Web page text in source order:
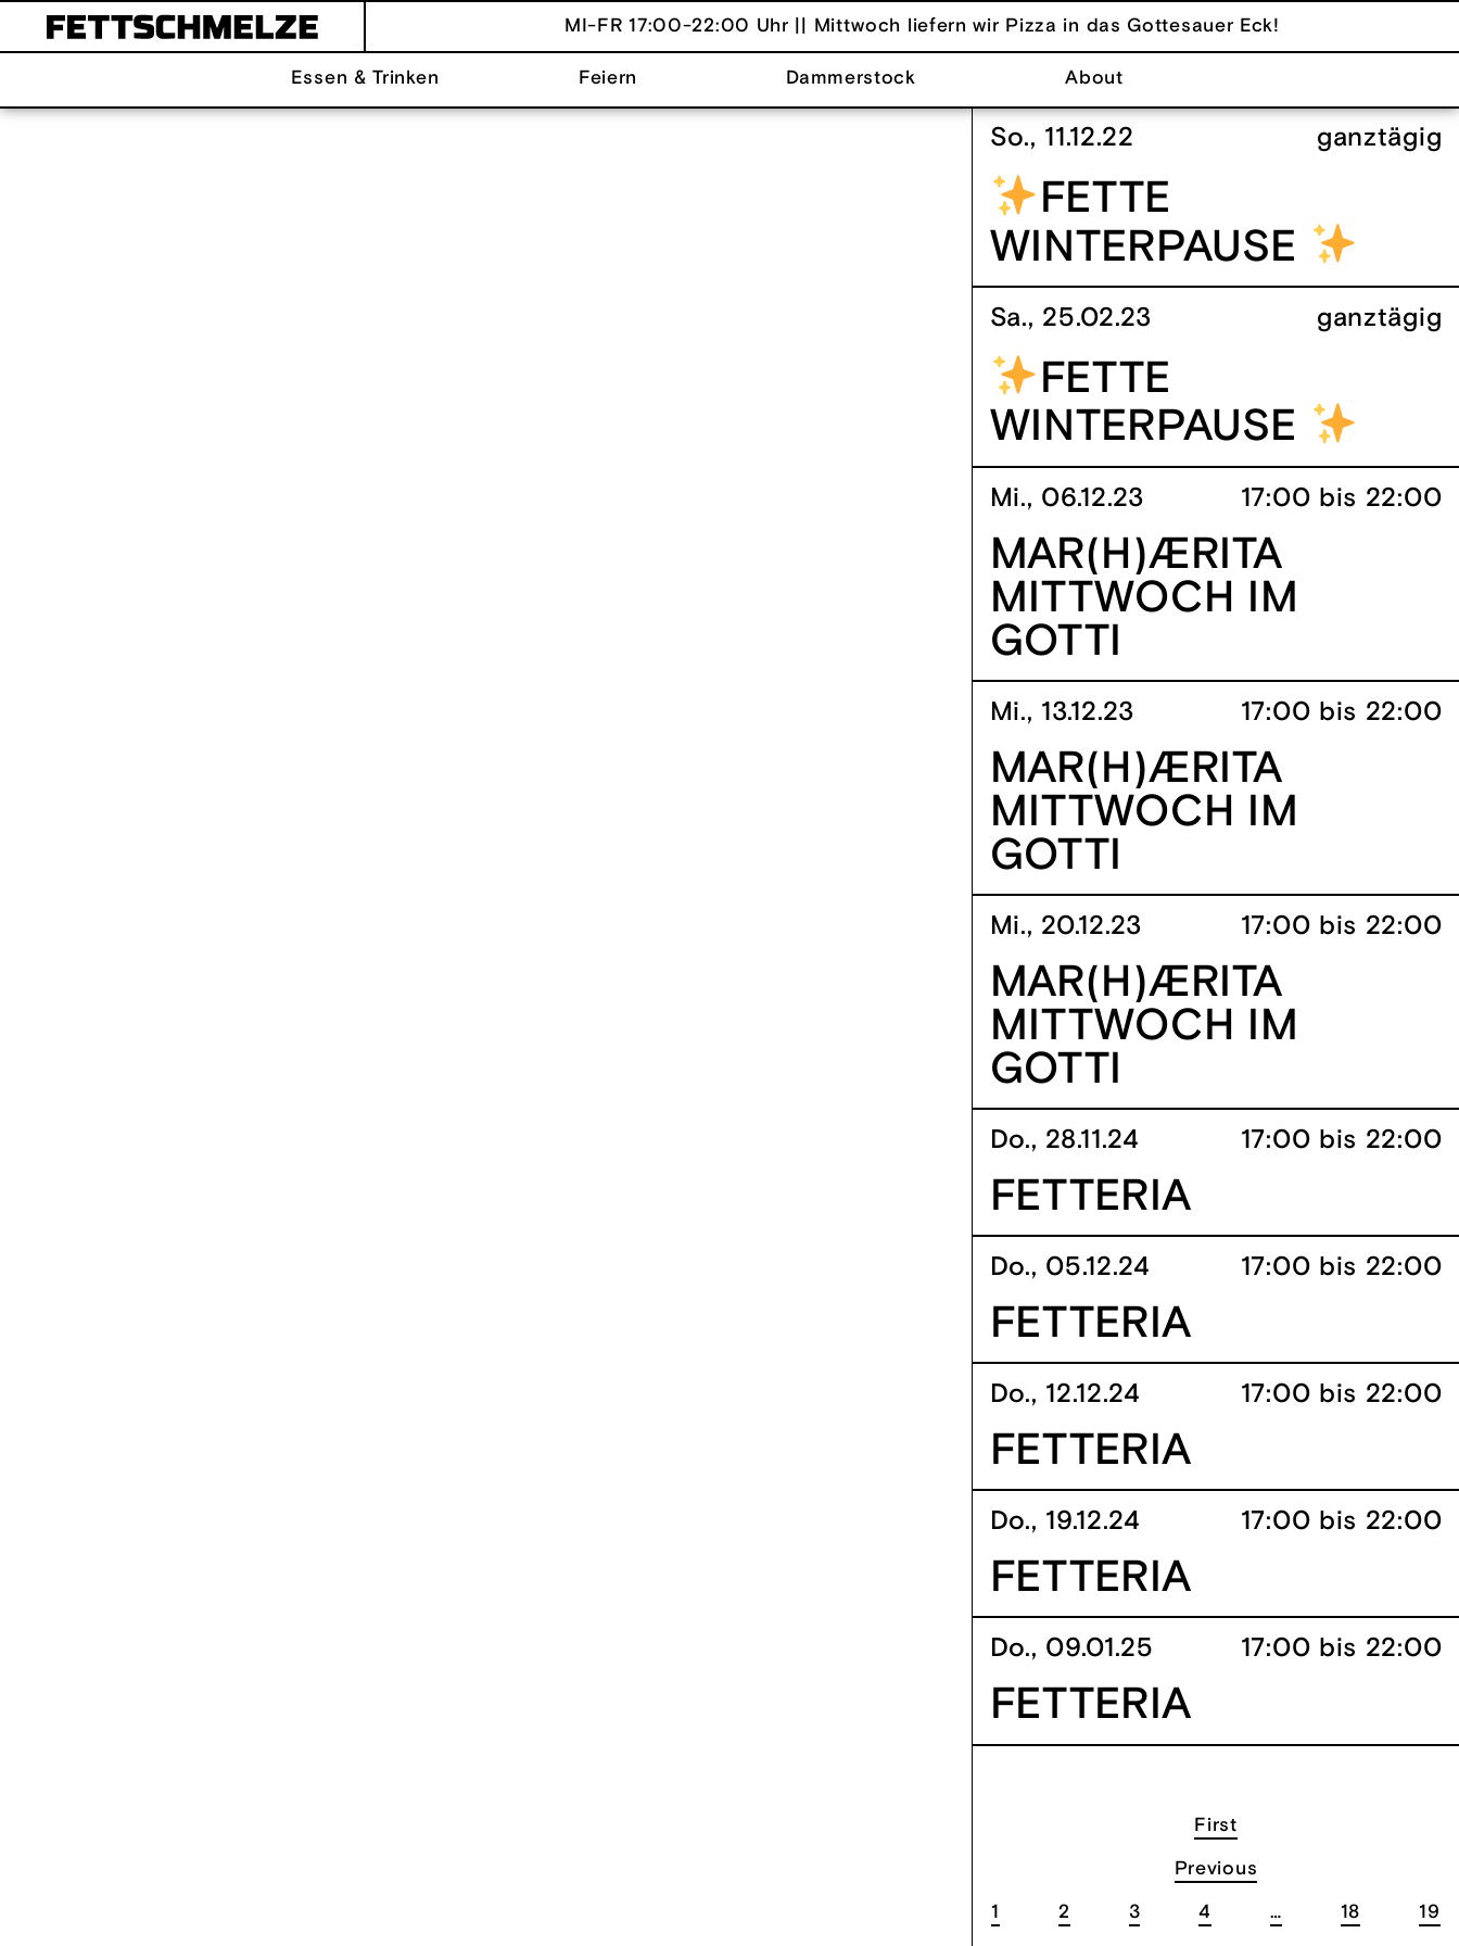
MI-FR 17:00-22:00 Uhr || Mittwoch liefern wir Pizza in das Gottesauer Eck!
Essen & Trinken Feiern Dammerstock About
So., 11.12.22 ganztägig
FETTE
WINTERPAUSE
Sa., 25.02.23 ganztägig
FETTE
WINTERPAUSE
Mi., 06.12.23 17:00 bis 22:00
MAR(H)ÆRITA
MITTWOCH IM
GOTTI
Mi., 13.12.23 17:00 bis 22:00
MAR(H)ÆRITA
MITTWOCH IM
GOTTI
Mi., 20.12.23 17:00 bis 22:00
MAR(H)ÆRITA
MITTWOCH IM
GOTTI
Do., 28.11.24 17:00 bis 22:00
FETTERIA
Do., 05.12.24 17:00 bis 22:00
FETTERIA
Do., 12.12.24 17:00 bis 22:00
FETTERIA
Do., 19.12.24 17:00 bis 22:00
FETTERIA
Do., 09.01.25 17:00 bis 22:00
FETTERIA
First
Previous
1
2 3 4 … 18
19